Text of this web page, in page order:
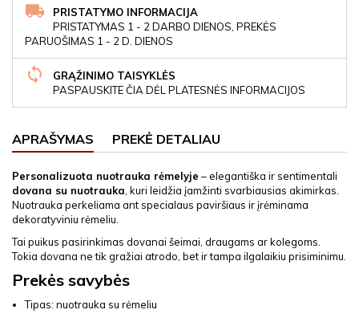
PRISTATYMO INFORMACIJA
PRISTATYMAS 1 - 2 DARBO DIENOS, PREKĖS
PARUOŠIMAS 1 - 2 D. DIENOS
GRĄŽINIMO TAISYKLĖS
PASPAUSKITE ČIA DĖL PLATESNĖS INFORMACIJOS
APRAŠYMAS PREKĖ DETALIAU
Personalizuota nuotrauka rėmelyje – elegantiška ir sentimentali
dovana su nuotrauka, kuri leidžia įamžinti svarbiausias akimirkas.
Nuotrauka perkeliama ant specialaus paviršiaus ir įrėminama
dekoratyviniu rėmeliu.
Tai puikus pasirinkimas dovanai šeimai, draugams ar kolegoms.
Tokia dovana ne tik gražiai atrodo, bet ir tampa ilgalaikiu prisiminimu.
Prekės savybės
Tipas: nuotrauka su rėmeliu